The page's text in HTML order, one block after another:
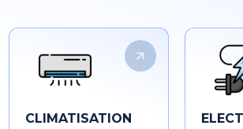
CLIMATISATION